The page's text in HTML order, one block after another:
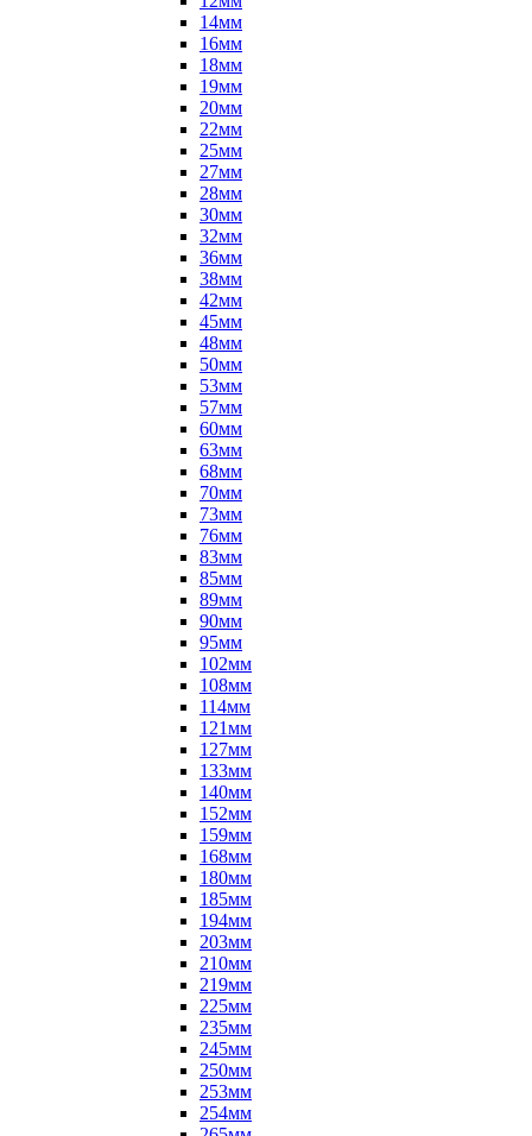
14мм
16мм
18мм
19мм
20мм
22мм
25мм
27мм
28мм
30мм
32мм
36мм
38мм
42мм
45мм
48мм
50мм
53мм
57мм
60мм
63мм
68мм
70мм
73мм
76мм
83мм
85мм
89мм
90мм
95мм
102мм
108мм
114мм
121мм
127мм
133мм
140мм
152мм
159мм
168мм
180мм
185мм
194мм
203мм
210мм
219мм
225мм
235мм
245мм
250мм
253мм
254мм